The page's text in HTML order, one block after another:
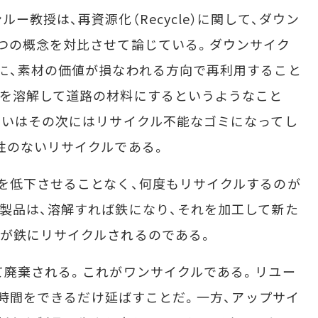
教授は、再資源化（Recycle）に関して、ダウン
概念を対比させて論じている。ダウンサイク
、素材の価値が損なわれる方向で再利用すること
溶解して道路の材料にするというようなこと
はその次にはリサイクル不能なゴミになってし
ないリサイクルである。
下させることなく、何度もリサイクルするのが
品は、溶解すれば鉄になり、それを加工して新た
鉄にリサイクルされるのである。
棄される。これがワンサイクルである。リユー
間をできるだけ延ばすことだ。一方、アップサイ